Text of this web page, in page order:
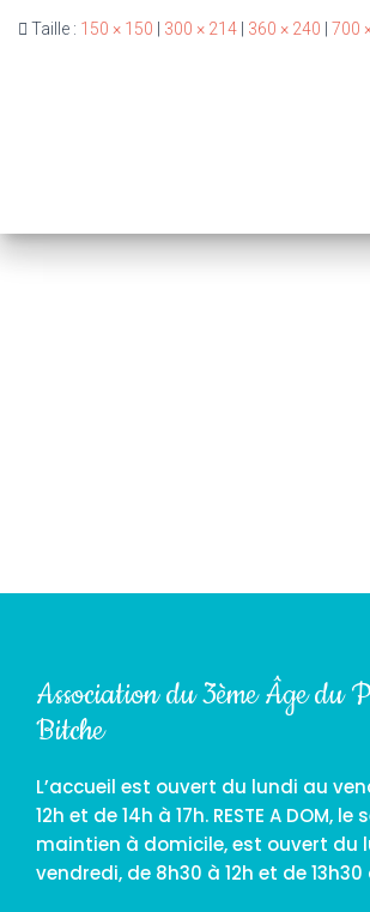
Taille : 150 × 150 300 × 214 360 × 240 700
Association du 3ème Âge du
Bitche
L’accueil est ouvert du lundi au
12h et de 14h à 17h. RESTE A DOM, le
maintien à domicile, est ouvert du
vendredi, de 8h30 à 12h et de 13h30